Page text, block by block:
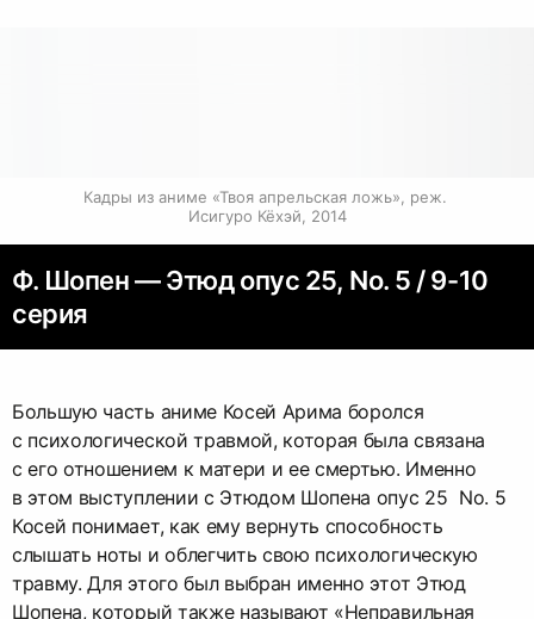
Кадры из аниме «Твоя апрельская ложь», реж.
Исигуро Кёхэй, 2014
Ф. Шопен — Этюд опус 25, No. 5 / 9-10
серия
Большую часть аниме Косей Арима боролся
с психологической травмой, которая была связана
с его отношением к матери и ее смертью. Именно
в этом выступлении с Этюдом Шопена опус 25 No. 5
Косей понимает, как ему вернуть способность
слышать ноты и облегчить свою психологическую
травму. Для этого был выбран именно этот Этюд
Шопена, который также называют «Неправильная